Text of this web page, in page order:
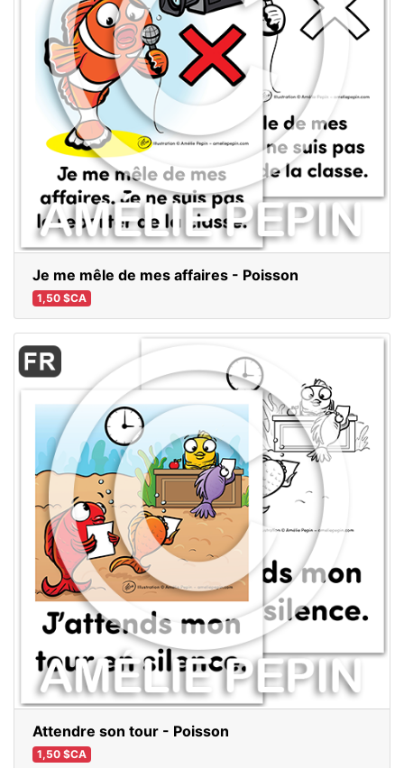
Je me mêle de mes affaires - Poisson
1,50 $CA
Attendre son tour - Poisson
1,50 $CA